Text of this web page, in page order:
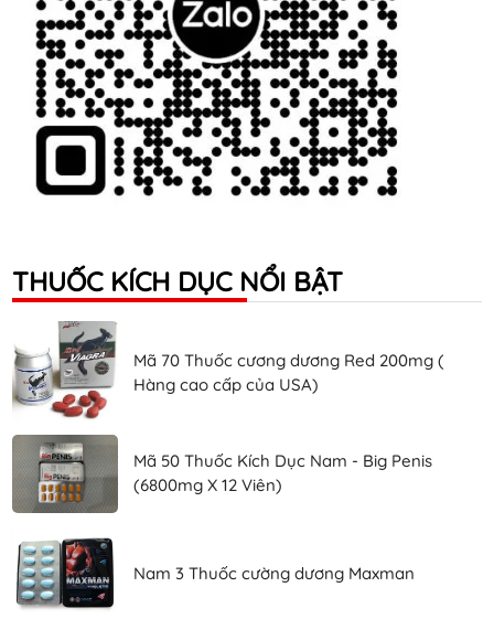
THUỐC KÍCH DỤC NỔI BẬT
Mã 70 Thuốc cương dương Red 200mg (
Hàng cao cấp của USA)
Mã 50 Thuốc Kích Dục Nam - Big Penis
(6800mg X 12 Viên)
Nam 3 Thuốc cường dương Maxman